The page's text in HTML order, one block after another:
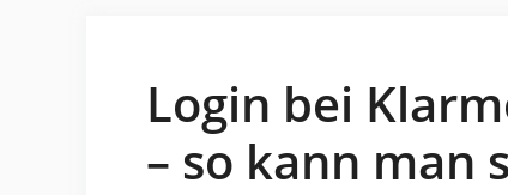
Login bei
– so kann man